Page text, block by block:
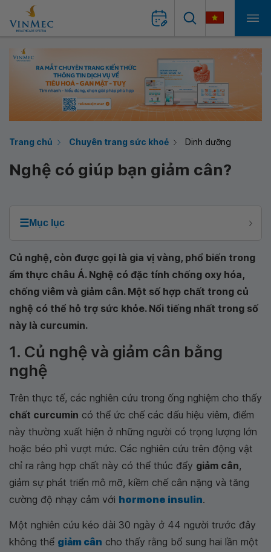
Trang chủ Chuyên trang sức khoẻ Dinh dưỡng
Nghệ có giúp bạn giảm cân?
☰Mục lục
Củ nghệ, còn được gọi là gia vị vàng, phổ biến trong
ẩm thực châu Á. Nghệ có đặc tính chống oxy hóa,
chống viêm và giảm cân. Một số hợp chất trong củ
nghệ có thể hỗ trợ sức khỏe. Nổi tiếng nhất trong số
này là curcumin.
1. Củ nghệ và giảm cân bằng
nghệ
Trên thực tế, các nghiên cứu trong ống nghiệm cho thấy
chất curcumin có thể ức chế các dấu hiệu viêm, điểm
này thường xuất hiện ở những người có trọng lượng lớn
hoặc béo phì vượt mức. Các nghiên cứu trên động vật
chỉ ra rằng hợp chất này có thể thúc đẩy giảm cân,
giảm sự phát triển mô mỡ, kiềm chế cân nặng và tăng
cường độ nhạy cảm với hormone insulin.
Một nghiên cứu kéo dài 30 ngày ở 44 người trước đây
không thể giảm cân cho thấy rằng bổ sung hai lần một